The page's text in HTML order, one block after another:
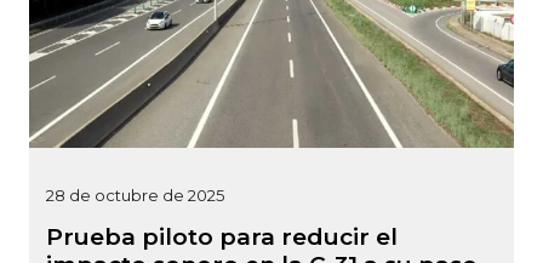
28 de octubre de 2025
Prueba piloto para reducir el